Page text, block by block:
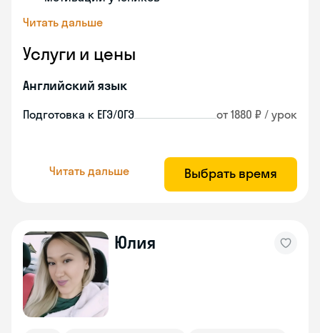
Читать дальше
Услуги и цены
Английский язык
Подготовка к ЕГЭ/ОГЭ от 1880 ₽ / урок
Читать дальше Выбрать время
Юлия